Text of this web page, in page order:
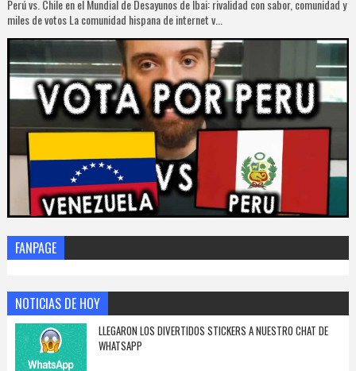
Perú vs. Chile en el Mundial de Desayunos de Ibai: rivalidad con sabor, comunidad y
miles de votos La comunidad hispana de internet v...
FANPAGE
NOTICIAS DE HOY
LLEGARON LOS DIVERTIDOS STICKERS A NUESTRO CHAT DE
WHATSAPP